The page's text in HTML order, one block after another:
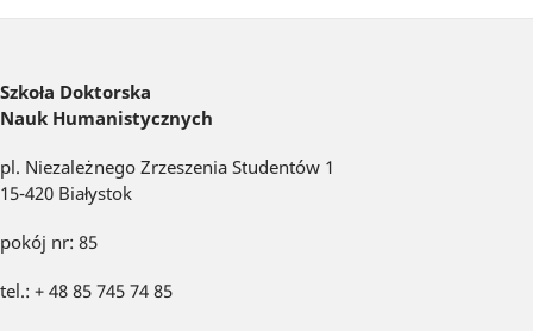
Szkoła Doktorska
Nauk Humanistycznych
pl. Niezależnego Zrzeszenia Studentów 1
15-420 Białystok
pokój nr: 85
tel.: + 48 85 745 74 85